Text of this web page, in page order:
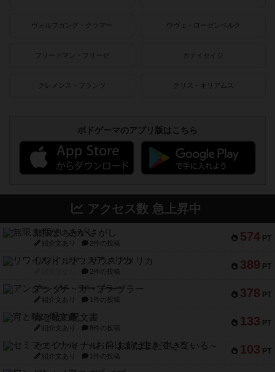
ヴォルフガング・クラマー ウヴェ・ローゼンベルク
フリードマン・フリーゼ カナイセイジ
クレメンス・フランツ クリス・キリアムス
ボドゲーマのアプリ版はこちら
アクセス数 急上昇中
574 PT
無限まちがいさがし
紹介文あり 2件の投稿
389 PT
リワイルド：サウスアメリカ
2件の投稿
378 PT
アンダー・ザ・テーブラー
紹介文あり 1件の投稿
133 PT
宵と暁の呪文書
紹介文あり 8件の投稿
103 PT
セミファイナル ～お前はまだ生きている～
紹介文あり 1件の投稿